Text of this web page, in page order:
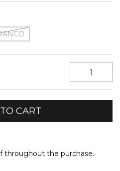
throughout the purchase.